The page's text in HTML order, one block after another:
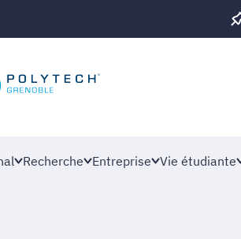
Recherche Entreprise Vie étudiante